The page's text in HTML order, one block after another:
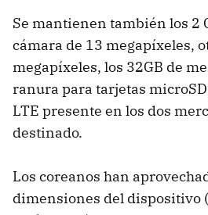
Se mantienen también los 2
cámara de 13 megapíxeles,
megapíxeles, los 32GB de
ranura para tarjetas
LTE presente en los dos
destinado.
Los coreanos han
dimensiones del dispositivo